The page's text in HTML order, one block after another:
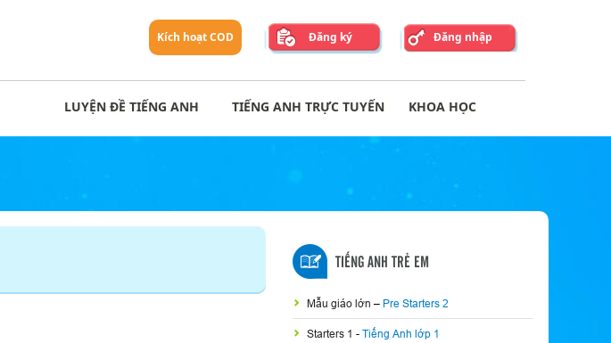
Đăng nhập
Đăng ký
Kích hoạt COD
LUYỆN ĐỀ TIẾNG ANH TIẾNG ANH TRỰC TUYẾN KHOA HỌC
TIẾNG ANH TRẺ EM
Mẫu giáo lớn – Pre Starters 2
Starters 1 - Tiếng Anh lớp 1